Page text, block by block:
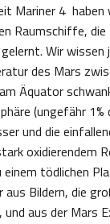
Mariner 4 haben
Raumschiffe,
Wir
des Mars
Äquator
(ungefähr 1%
und die
oxidierendem
tödlichen
aus Bildern, die
aus der Mars